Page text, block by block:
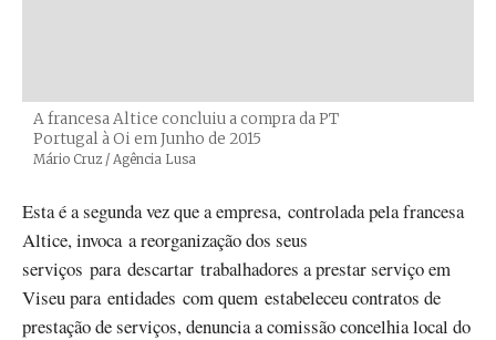
A francesa Altice concluiu a compra da PT
Portugal à Oi em Junho de 2015
Créditos
Mário Cruz / Agência Lusa
Esta é a segunda vez que a empresa, controlada pela francesa
Altice, invoca a reorganização dos seus
serviços para descartar trabalhadores a prestar serviço em
Viseu para entidades com quem estabeleceu contratos de
prestação de serviços, denuncia a comissão concelhia local do